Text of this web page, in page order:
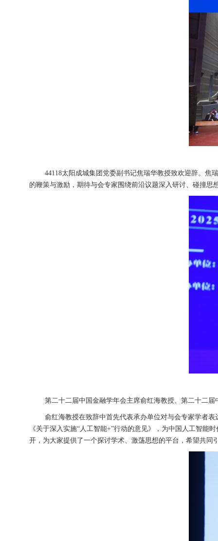
44118太阳成城集团党委副书记焦瑞华教授致欢迎辞。
的鞭策与激励，期待与会专家围绕前沿议题深入研讨、碰撞
第二十二届中国金融学年会主席俞红海教授、第二十二
俞红海教授在致辞中首先代表承办单位对与会专家学者表
《关于深入实施“人工智能+”行动的意见》，为中国人工智
开，为大家提供了一个探讨学术、激荡思想的平台，希望共同